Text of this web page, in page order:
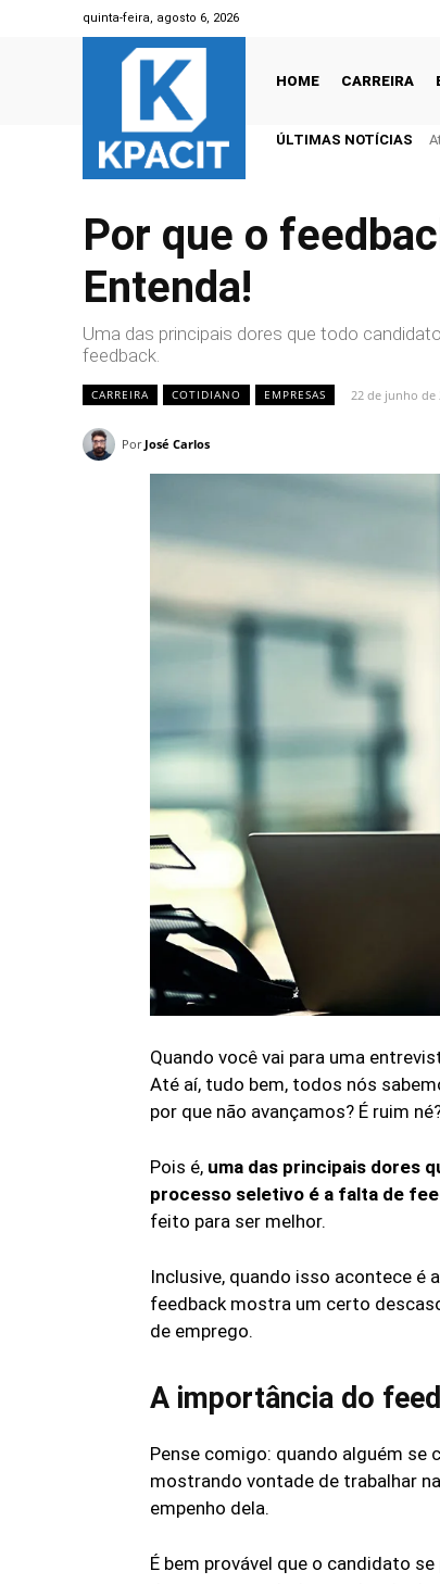
quinta-feira, agosto 6, 2026
HOME CARREIRA
ÚLTIMAS NOTÍCIAS
Por que o
Entenda!
Uma das principais dores que todo
feedback.
CARREIRA COTIDIANO EMPRESAS 22 de junho de
Por José Carlos
Quando você vai para uma
Até aí, tudo bem, todos nós
por que não avançamos? É ruim
Pois é, uma das principais dores
processo seletivo é a falta de
feito para ser melhor.
Inclusive, quando isso acontece é
feedback mostra um certo
de emprego.
A importância do
Pense comigo: quando alguém se
mostrando vontade de trabalhar
empenho dela.
É bem provável que o candidato